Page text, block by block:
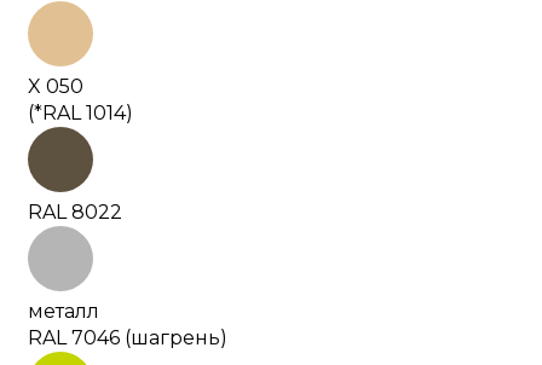
X 050
(*RAL 1014)
RAL 8022
металл
RAL 7046 (шагрень)